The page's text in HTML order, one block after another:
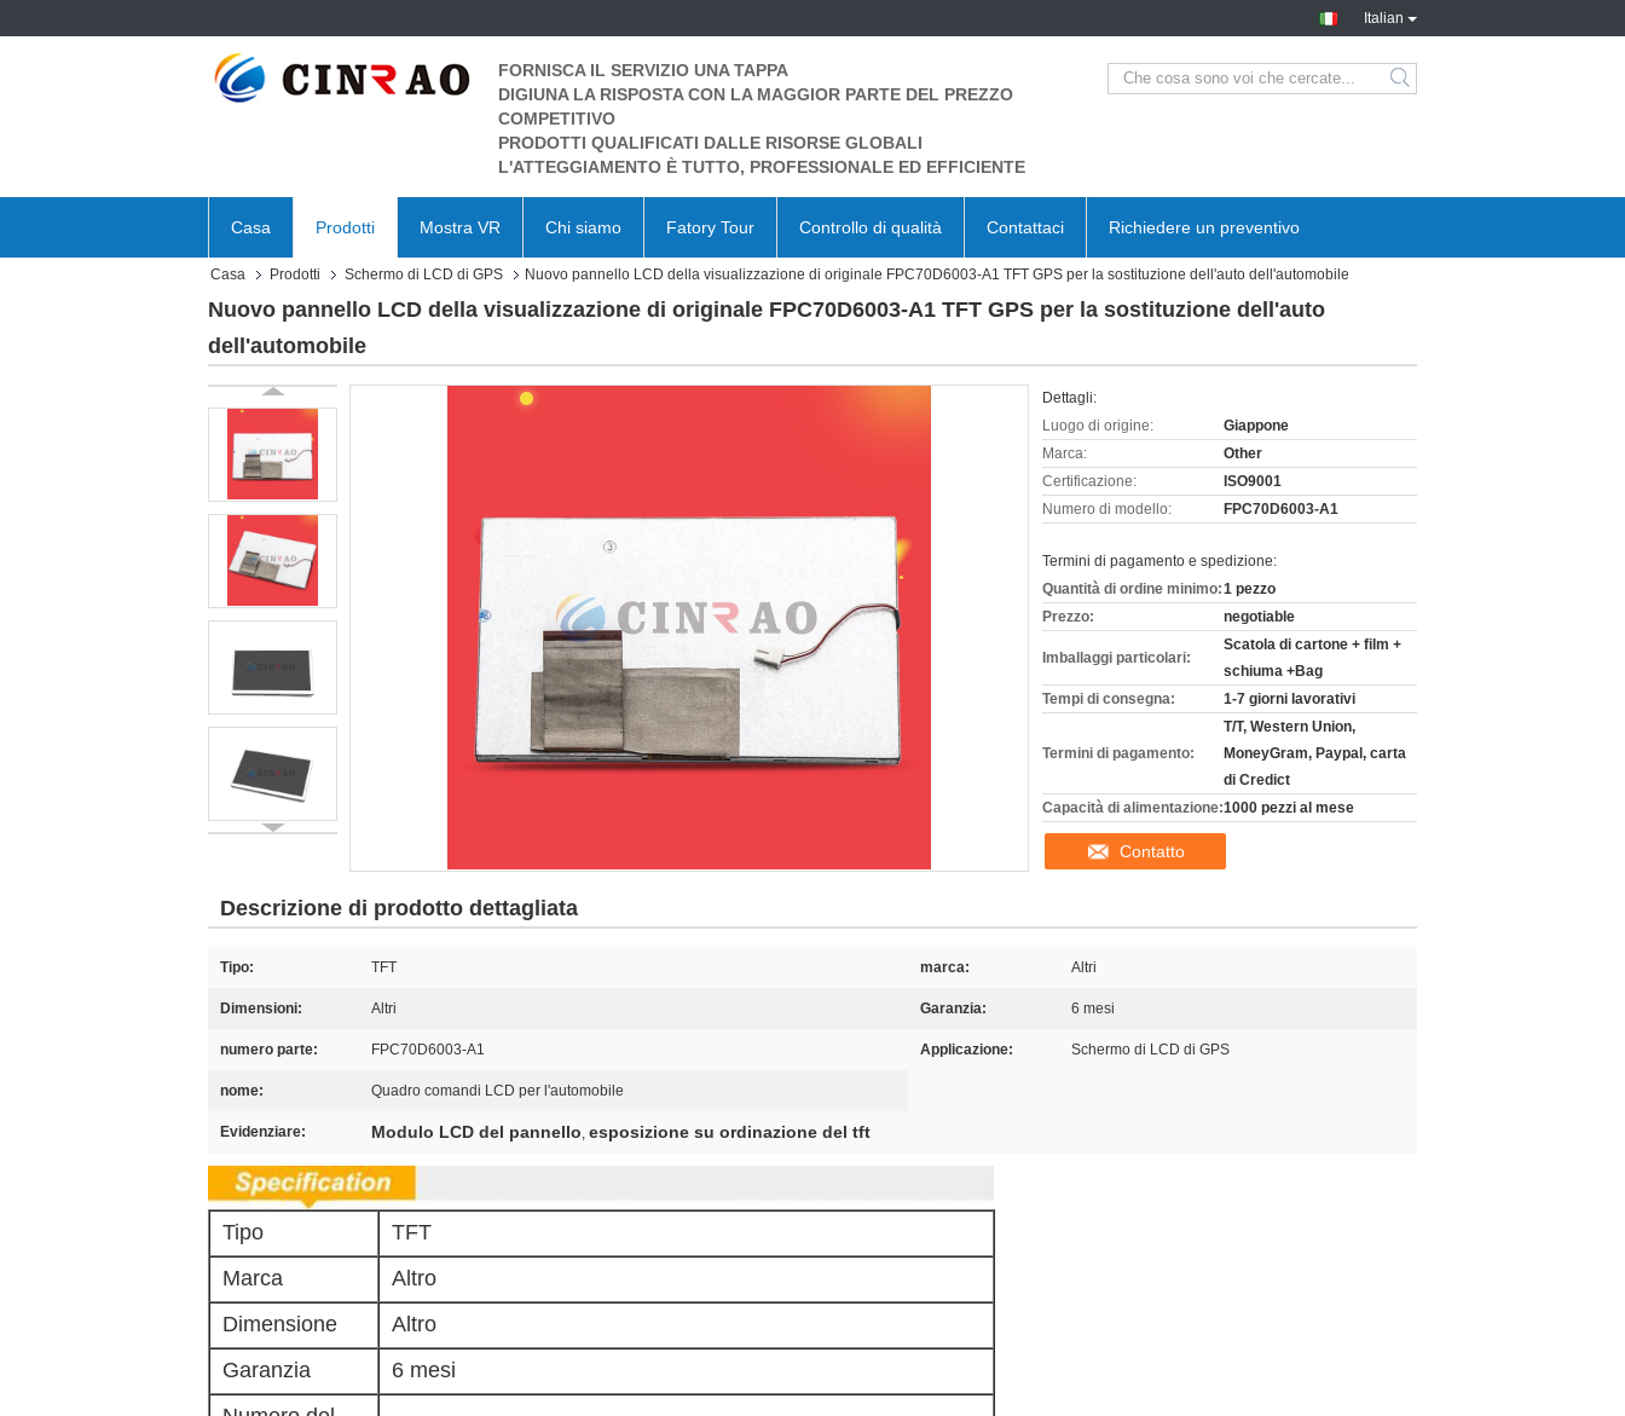
Italian
FORNISCA IL SERVIZIO UNA TAPPA
DIGIUNA LA RISPOSTA CON LA MAGGIOR PARTE DEL PREZZO
COMPETITIVO
PRODOTTI QUALIFICATI DALLE RISORSE GLOBALI
L'ATTEGGIAMENTO È TUTTO, PROFESSIONALE ED EFFICIENTE
Casa Prodotti Mostra VR Chi siamo Fatory Tour Controllo di qualità Contattaci Richiedere un preventivo
Casa Prodotti Schermo di LCD di GPS Nuovo pannello LCD della visualizzazione di originale FPC70D6003-A1 TFT GPS per la sostituzione dell'auto dell'automobile
Nuovo pannello LCD della visualizzazione di originale FPC70D6003-A1 TFT GPS per la sostituzione dell'auto
dell'automobile
Dettagli:
Luogo di origine:
Giappone
Marca:
Other
Certificazione:
ISO9001
Numero di modello:
FPC70D6003-A1
Termini di pagamento e spedizione:
Quantità di ordine minimo:1 pezzo
Prezzo:
negotiable
Imballaggi particolari:
Scatola di cartone + film +
schiuma +Bag
Tempi di consegna:
1-7 giorni lavorativi
Termini di pagamento:
T/T, Western Union,
MoneyGram, Paypal, carta
di Credict
Capacità di alimentazione:1000 pezzi al mese
Contatto
Descrizione di prodotto dettagliata
Tipo: TFT marca: Altri
Dimensioni: Altri Garanzia: 6 mesi
numero parte: FPC70D6003-A1 Applicazione: Schermo di LCD di GPS
nome: Quadro comandi LCD per l'automobile
Evidenziare: Modulo LCD del pannello, esposizione su ordinazione del tft
Tipo
TFT
Marca
Altro
Dimensione
Altro
Garanzia
6 mesi